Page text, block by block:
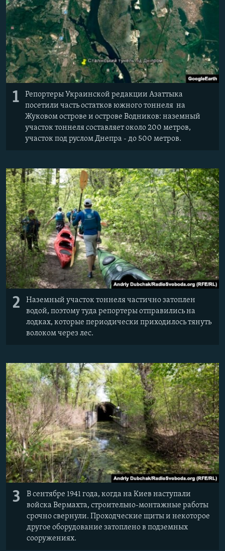
1
Репортеры Украинской редакции Азаттыка
посетили часть остатков южного тоннеля на
Жуковом острове и острове Водников: наземный
участок тоннеля составляет около 200 метров,
участок под руслом Днепра - до 500 метров.
2
Наземный участок тоннеля частично затоплен
водой, поэтому туда репортеры отправились на
лодках, которые периодически приходилось тянуть
волоком через лес.
3
В сентябре 1941 года, когда на Киев наступали
войска Вермахта, строительно-монтажные работы
срочно свернули. Проходческие щиты и некоторое
другое оборудование затоплено в подземных
сооружениях.